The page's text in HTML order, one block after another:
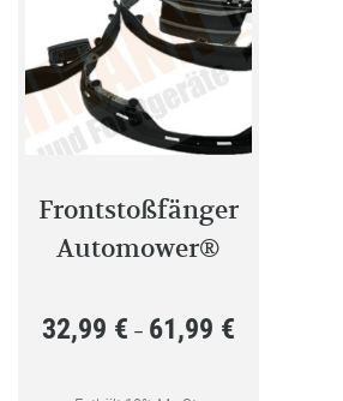
Frontstoßfänger
Automower®
32,99 € – 61,99 €Preisspanne: